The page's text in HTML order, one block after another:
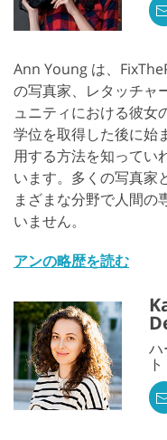
Ann Young は、
の写真家、レタッチャ
ュニティにおける彼女
学位を取得した後に始
用する方法を知ってい
います。多くの写真家
まざまな分野で人間の
いません。
アンの略歴を読む
ハ